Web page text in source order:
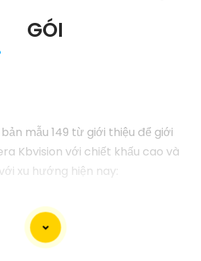
GÓI
mẫu 149 từ giới thiệu để giới
Kbvision với chiết khấu cao và
xu hướng hiện nay:
an ninh chất lượng cao với
cân nhắc đến Camera Kbvision
lượng hàng đầu với công nghệ